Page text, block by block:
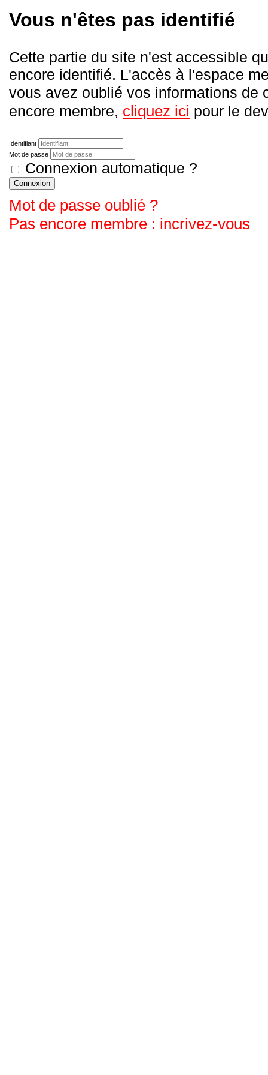
Vous n'êtes pas identifié
Cette partie du site n'est accessible
encore identifié. L'accès à l'espace
vous avez oublié vos informations de
encore membre, cliquez ici pour le
Identifiant
Mot de passe
Connexion automatique ?
Connexion
Mot de passe oublié ?
Pas encore membre : incrivez-vous